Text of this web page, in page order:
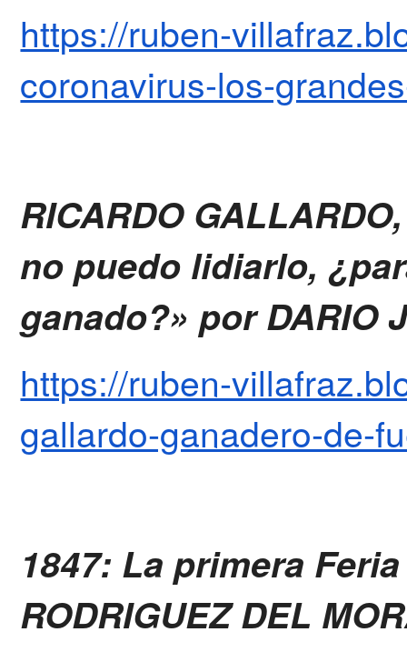
https://ruben-
coronavirus-los-
RICARDO
no puedo lidiarlo,
ganado?» por DARIO
https://ruben-
gallardo-ganadero-de-
1847: La primera
RODRIGUEZ DEL